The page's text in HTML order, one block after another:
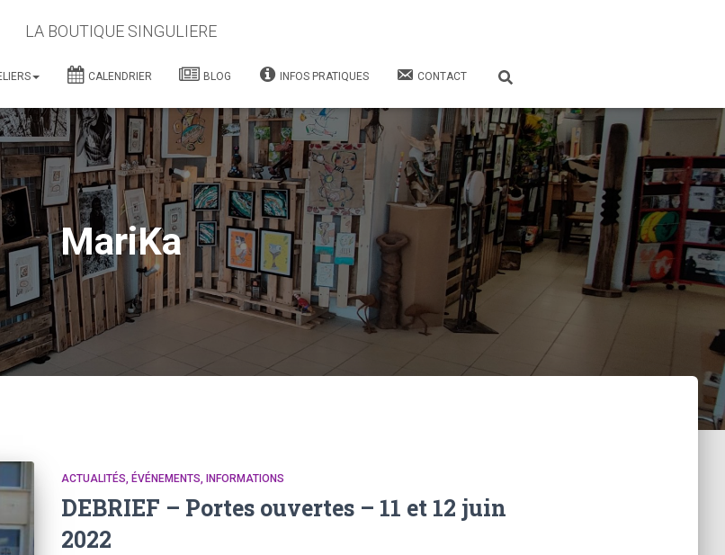
LA BOUTIQUE SINGULIERE
CALENDRIER BLOG INFOS PRATIQUES CONTACT
MariKa
ACTUALITÉS ÉVÉNEMENTS INFORMATIONS
DEBRIEF – Portes ouvertes – 11 et 12 juin
2022